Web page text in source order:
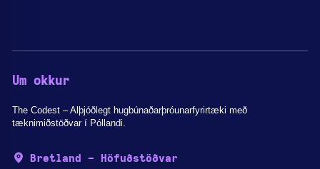
Um okkur
The Codest – Alþjóðlegt hugbúnaðarþróunarfyrirtæki með
tæknimiðstöðvar í Póllandi.
Bretland - Höfuðstöðvar